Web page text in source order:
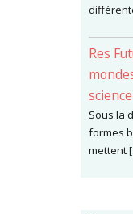
Res
Sous la
formes
mettent